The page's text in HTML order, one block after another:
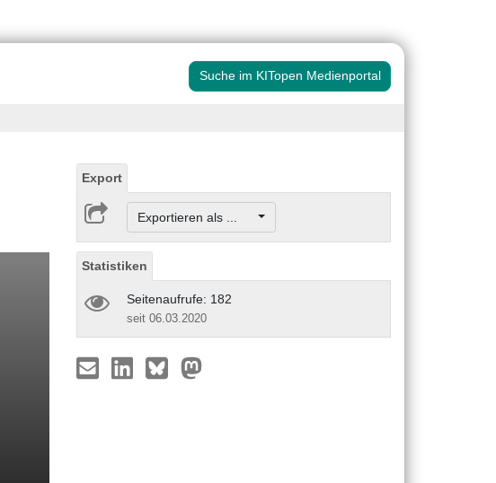
Suche im KITopen Medienportal
Export
Exportieren als ...
Statistiken
Seitenaufrufe: 182
seit 06.03.2020